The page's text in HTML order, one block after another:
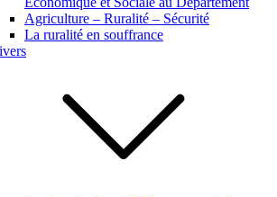
Agriculture – Ruralité – Sécurité
La ruralité en souffrance